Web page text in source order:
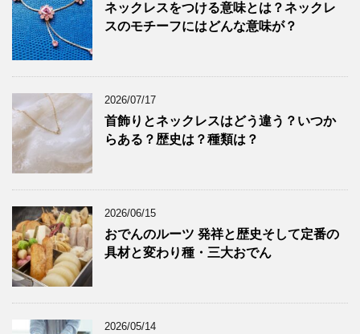
ネックレスをつける意味とは？ネックレ
スのモチーフにはどんな意味が？
2026/07/17
首飾りとネックレスはどう違う？いつか
らある？歴史は？種類は？
2026/06/15
おでんのルーツ 発祥と歴史そして定番の
具材と変わり種・三大おでん
2026/05/14